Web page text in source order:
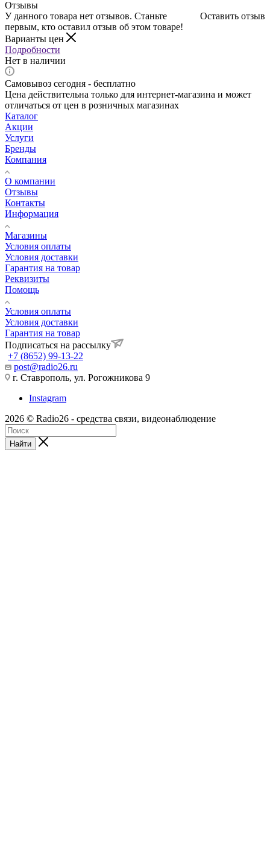
Отзывы
Оставить отзыв
У данного товара нет отзывов. Станьте
первым, кто оставил отзыв об этом товаре!
Варианты цен
Подробности
Нет в наличии
Самовывоз сегодня - бесплатно
Цена действительна только для интернет-магазина и может
отличаться от цен в розничных магазинах
Каталог
Акции
Услуги
Бренды
Компания
О компании
Отзывы
Контакты
Информация
Магазины
Условия оплаты
Условия доставки
Гарантия на товар
Реквизиты
Помощь
Условия оплаты
Условия доставки
Гарантия на товар
Подписаться на рассылку
+7 (8652) 99-13-22
post@radio26.ru
г. Ставрополь, ул. Рогожникова 9
Instagram
2026 © Radio26 - средства связи, видеонаблюдение
Найти